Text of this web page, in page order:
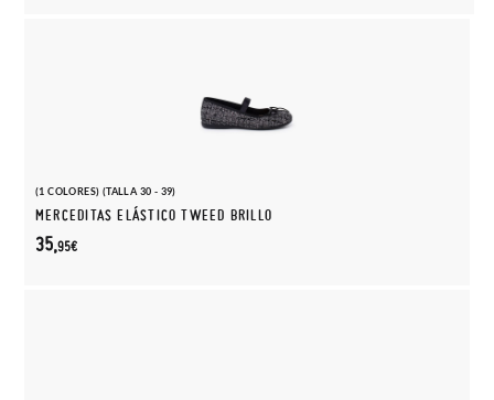
(1 COLORES) (TALLA 30 - 39)
MERCEDITAS ELÁSTICO TWEED BRILLO
35,95€